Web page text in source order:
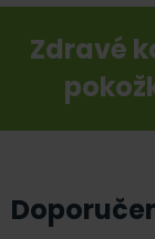
Zdravé